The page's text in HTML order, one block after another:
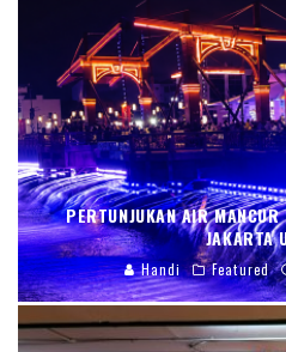
PERTUNJUKAN AIR
JAKARTA
Handi Featured